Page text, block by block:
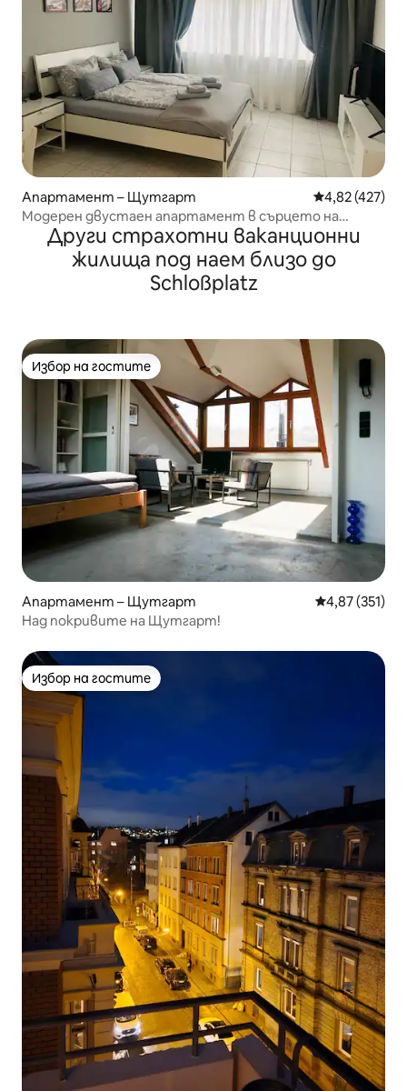
Апартамент – Щутгарт Средна
4,82 (427)
Модерен двустаен апартамент в сърцето на
Щутгарт
Други страхотни ваканционни
жилища под наем близо до
Schloßplatz
Избор на гостите
Избор на гостите
Апартамент – Щутгарт Средна
4,87 (351)
Над покривите на Щутгарт!
Избор на гостите
Избор на гостите